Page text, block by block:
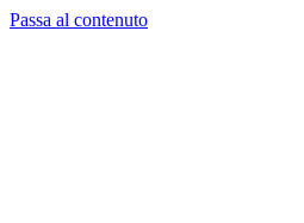
Passa al contenuto